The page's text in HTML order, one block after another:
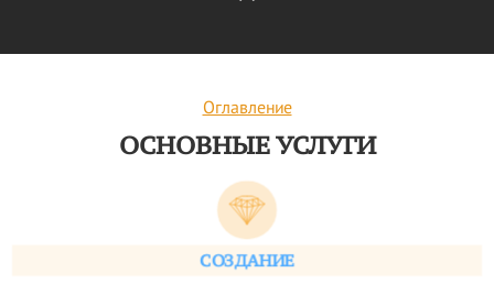
Оглавление
ОСНОВНЫЕ УСЛУГИ
СОЗДАНИЕ